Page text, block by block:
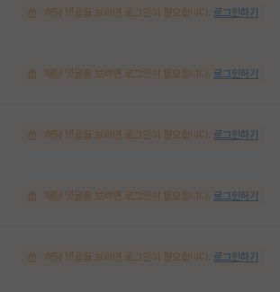
해당 댓글을 보려면 로그인이 필요합니다. 로그인하기
해당 댓글을 보려면 로그인이 필요합니다. 로그인하기
해당 댓글을 보려면 로그인이 필요합니다. 로그인하기
해당 댓글을 보려면 로그인이 필요합니다. 로그인하기
해당 댓글을 보려면 로그인이 필요합니다. 로그인하기